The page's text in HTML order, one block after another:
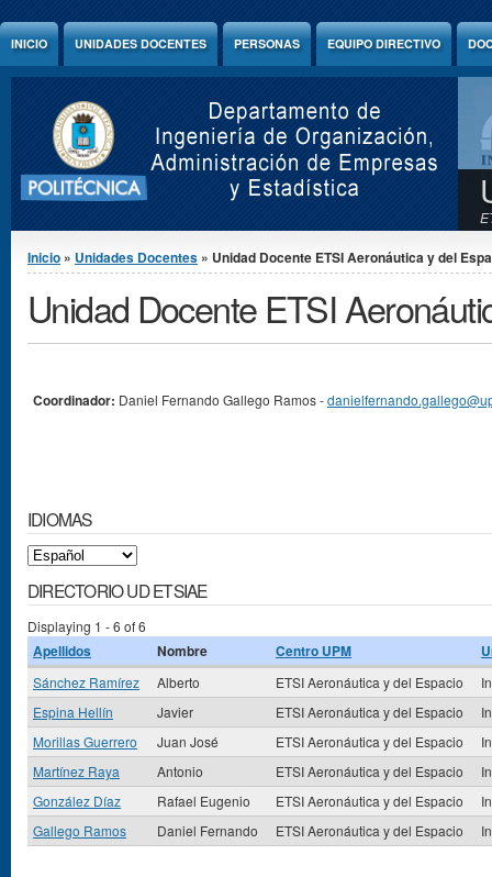
Jump to Content
INICIO UNIDADES DOCENTES PERSONAS EQUIPO DIRECTIVO
Se encuentra usted aquí
Inicio » Unidades Docentes » Unidad Docente ETSI Aeronáutica y del
Unidad Docente ETSI
Coordinador: Daniel Fernando Gallego Ramos -
IDIOMAS
DIRECTORIO UD ETSIAE
Displaying 1 - 6 of 6
Apellidos Nombre Centro UPM
Sánchez Ramírez Alberto ETSI Aeronáutica y del Espacio
Espina Hellín
Javier ETSI Aeronáutica y del Espacio
Morillas Guerrero
Juan José ETSI Aeronáutica y del Espacio
Martínez Raya
Antonio ETSI Aeronáutica y del Espacio
González Díaz
Rafael Eugenio ETSI Aeronáutica y del Espacio
Gallego Ramos
Daniel Fernando ETSI Aeronáutica y del Espacio